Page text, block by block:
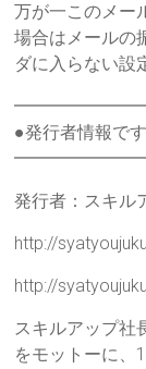
万が一このメー
場合はメールの
ダに入らない設
●発行者情報です
発行者：スキル
http://
http://
スキルアップ社
をモットーに、